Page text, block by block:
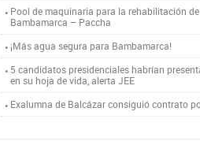
Pool de maquinaria para la rehabilitación
Bambamarca – Paccha
¡Más agua segura para Bambamarca!
5 candidatos presidenciales habrían
en su hoja de vida, alerta JEE
Exalumna de Balcázar consiguió contrato